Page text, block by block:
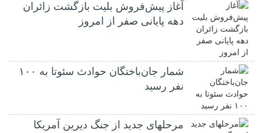
آغاز پیش‌فروش بلیت بازگشت زائران
دهه پایانی صفر از امروز
شمار جان‌باختگان حوادث سئوتا به ۱۰۰
نفر رسید
مرحله‎ای جدید از جنگ دیرین آمریکا